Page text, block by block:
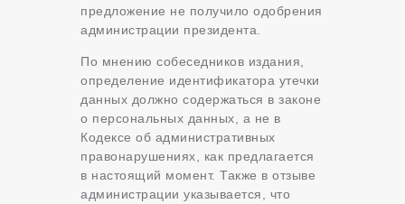
предложение не получило одобрения
администрации президента.
По мнению собеседников издания,
определение идентификатора утечки
данных должно содержаться в законе
о персональных данных, а не в
Кодексе об административных
правонарушениях, как предлагается
в настоящий момент. Также в отзыве
администрации указывается, что